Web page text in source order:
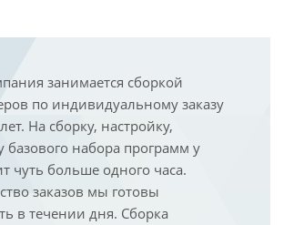
занимается сборкой
по индивидуальному заказу
На сборку, настройку,
базового набора программ у
чуть больше одного часа.
заказов мы готовы
в течении дня. Сборка